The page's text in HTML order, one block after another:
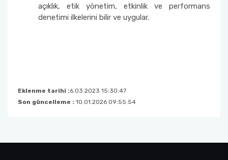
açıklık, etik yönetim, etkinlik ve performans
denetimi ilkelerini bilir ve uygular.
Eklenme tarihi :6.03.2023 15:30:47
Son güncelleme : 10.01.2026 09:55:54